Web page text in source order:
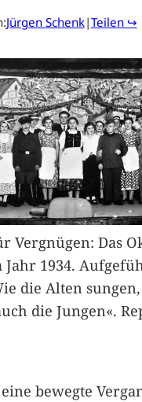
Jürgen Schenk|Teilen ↪
Vergnügen: Das
Jahr 1934.
die Alten
die Jungen«.
bewegte